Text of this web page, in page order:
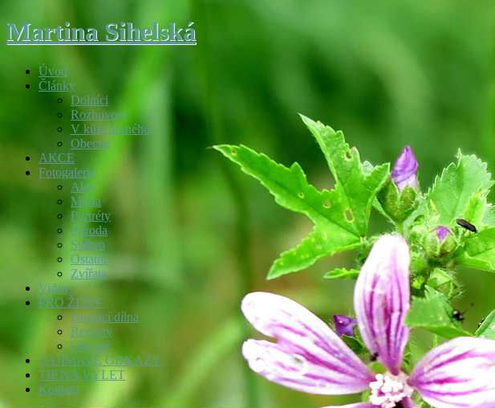
Martina Sihelská
Úvod
Články
Dolníci
Rozhovory
V kůži druhého
Obecné
AKCE
Fotogalerie
Akty
Města
Portréty
Příroda
Stříbro
Ostatní
Zvířata
Videa
PRO ŽENY
Domácí dílna
Recepty
Obecné
ZAJÍMAVÉ ODKAZY
TIP NA VÝLET
Kontakt